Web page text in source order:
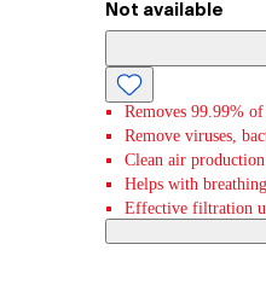
Not available
Removes 99.99%
Remove viruses,
Clean air
Helps with
Effective filtration